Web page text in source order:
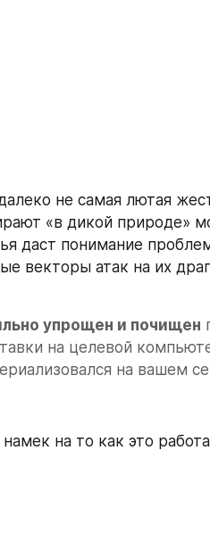
«в дикой природе»
даст понимание
векторы атак на их
упрощен и почищен
на целевой
на вашем
на то как это